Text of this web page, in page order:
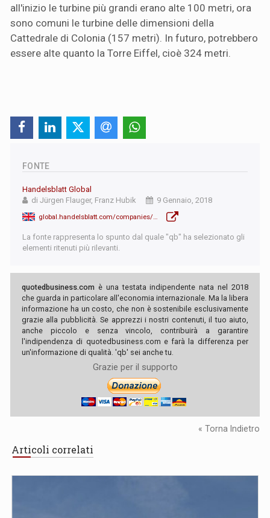
all'inizio le turbine più grandi erano alte 100 metri, ora
sono comuni le turbine delle dimensioni della
Cattedrale di Colonia (157 metri). In futuro, potrebbero
essere alte quanto la Torre Eiffel, cioè 324 metri.
FONTE
Handelsblatt Global
di Jürgen Flauger, Franz Hubik
9 Gennaio, 2018
global.handelsblatt.com/companies/enbw-blown-away-by-wind-powers-potential-872571
La fonte rappresenta lo spunto dal quale "qb" ha selezionato gli
elementi ritenuti più rilevanti.
quotedbusiness.com è una testata indipendente nata nel 2018
che guarda in particolare all'economia internazionale. Ma la libera
informazione ha un costo, che non è sostenibile esclusivamente
grazie alla pubblicità. Se apprezzi i nostri contenuti, il tuo aiuto,
anche piccolo e senza vincolo, contribuirà a garantire
l'indipendenza di quotedbusiness.com e farà la differenza per
un'informazione di qualità. 'qb' sei anche tu.
Grazie per il supporto
« Torna Indietro
Articoli correlati